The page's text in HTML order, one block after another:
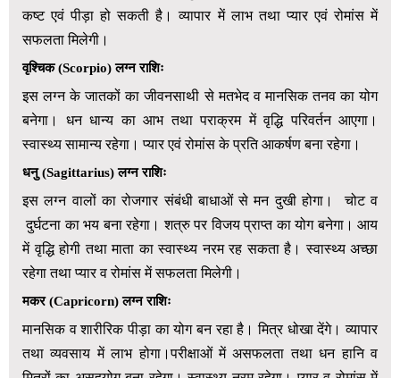
कष्ट एवं पीड़ा हो सकती है। व्यापार में लाभ तथा प्यार एवं रोमांस में
सफलता मिलेगी।
वृश्चिक (Scorpio) लग्न राशिः
इस लग्न के जातकों का जीवनसाथी से मतभेद व मानसिक तनव का योग
बनेगा। धन धान्य का आभ तथा पराक्रम में वृद्धि परिवर्तन आएगा।
स्वास्थ्य सामान्य रहेगा। प्यार एवं रोमांस के प्रति आकर्षण बना रहेगा।
धनु(Sagittarius)लग्न राशिः
इस लग्न वालों का रोजगार संबंधी बाधाओं से मन दुखी होगा। चोट व
दुर्घटना का भय बना रहेगा। शत्रु पर विजय प्राप्त का योग बनेगा। आय
में वृद्धि होगी तथा माता का स्वास्थ्य नरम रह सकता है। स्वास्थ्य अच्छा
रहेगा तथा प्यार व रोमांस में सफलता मिलेगी।
मकर(Capricorn)लग्न राशिः
मानसिक व शारीरिक पीड़ा का योग बन रहा है। मित्र धोखा देंगे। व्यापार
तथा व्यवसाय में लाभ होगा।परीक्षाओं में असफलता तथा धन हानि व